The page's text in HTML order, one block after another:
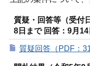
質疑・回答等（受付
8日まで 回答：9月14
質疑回答（PDF：